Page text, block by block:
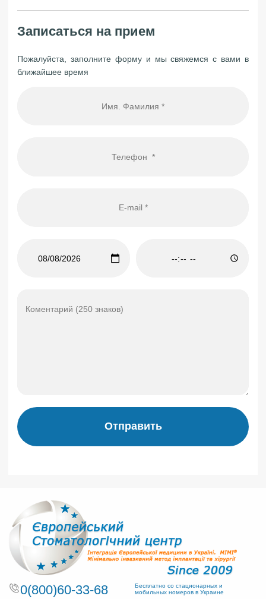
Записаться на прием
Пожалуйста, заполните форму и мы свяжемся с вами в
ближайшее время
Отправить
0(800)60-33-68
Бесплатно со стационарных и
мобильных номеров в Украине